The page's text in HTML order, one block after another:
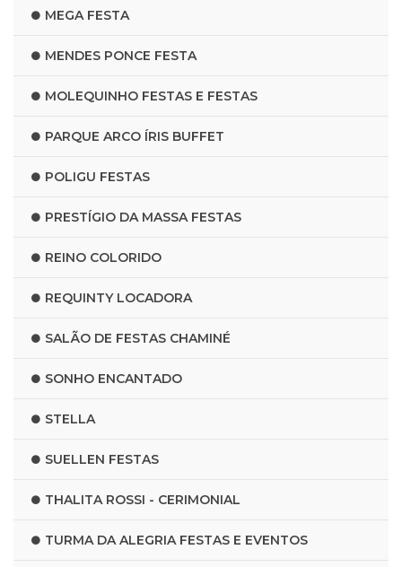
MEGA FESTA
MENDES PONCE FESTA
MOLEQUINHO FESTAS E FESTAS
PARQUE ARCO ÍRIS BUFFET
POLIGU FESTAS
PRESTÍGIO DA MASSA FESTAS
REINO COLORIDO
REQUINTY LOCADORA
SALÃO DE FESTAS CHAMINÉ
SONHO ENCANTADO
STELLA
SUELLEN FESTAS
THALITA ROSSI - CERIMONIAL
TURMA DA ALEGRIA FESTAS E EVENTOS